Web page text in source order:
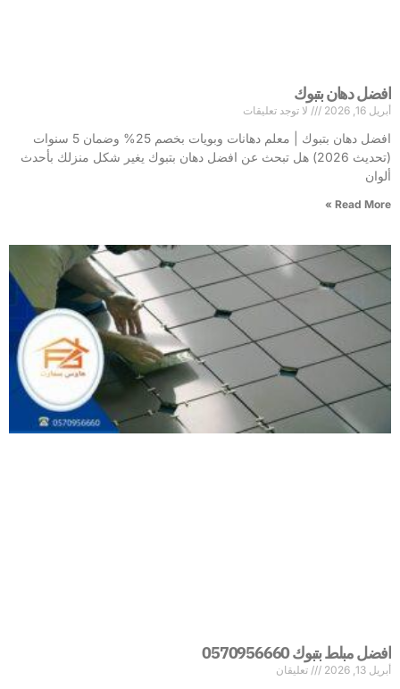
افضل دهان بتبوك
أبريل 16, 2026 لا توجد تعليقات
افضل دهان بتبوك | معلم دهانات وبويات بخصم 25% وضمان 5 سنوات
(تحديث 2026) هل تبحث عن افضل دهان بتبوك يغير شكل منزلك بأحدث
ألوان
Read More »
افضل مبلط بتبوك 0570956660
أبريل 13, 2026 تعليقان